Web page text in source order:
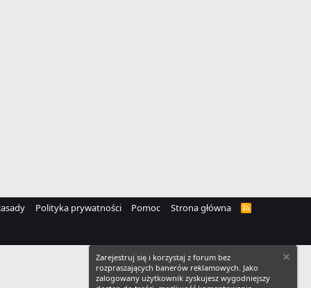
Polityka prywatności Pomoc Strona główna
R
S
Zarejestruj się i korzystaj z forum bez
rozpraszających banerów reklamowych. Jako
zalogowany użytkownik zyskujesz wygodniejszy